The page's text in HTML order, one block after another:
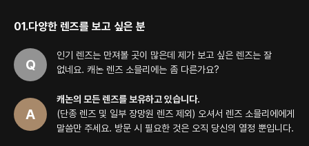
01.다양한 렌즈를 보고 싶은 분
인기 렌즈는 만져볼 곳이 많은데 제가 보고 싶은 렌즈는 잘
없네요. 캐논 렌즈 소믈리에는 좀 다른가요?
캐논의 모든 렌즈를 보유하고 있습니다.
(단종 렌즈 및 일부 장망원 렌즈 제외) 오셔서 렌즈 소믈리에에게
말씀만 주세요. 방문 시 필요한 것은 오직 당신의 열정 뿐입니다.